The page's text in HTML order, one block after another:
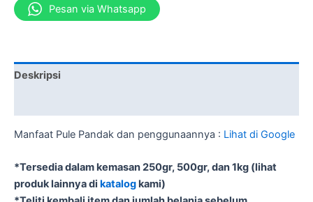
Pesan via Whatsapp
Deskripsi
Manfaat Pule Pandak dan penggunaannya : Lihat di Google
*Tersedia dalam kemasan 250gr, 500gr, dan 1kg (lihat
produk lainnya di katalogkami)